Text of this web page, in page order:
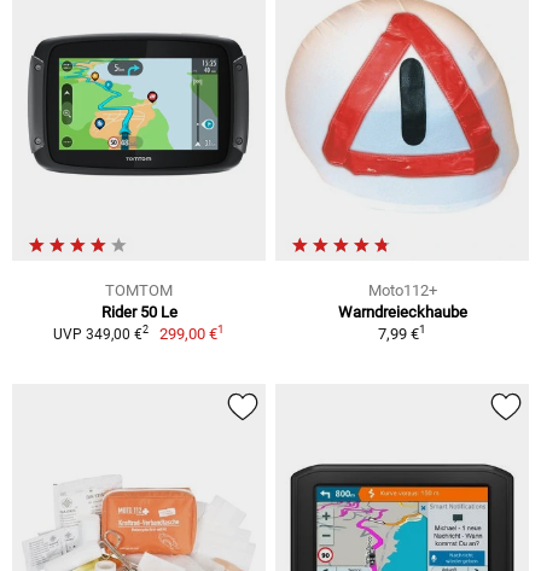
TOMTOM
Rider 50 Le
UVP 349,00 €2 299,00 €1
Moto112+
Warndreieckhaube
7,99 €1